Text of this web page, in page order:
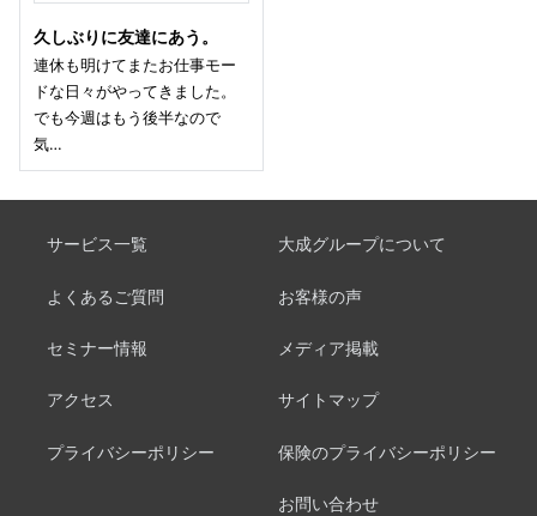
久しぶりに友達にあう。
連休も明けてまたお仕事モー
ドな日々がやってきました。
でも今週はもう後半なので
気…
サービス一覧 大成グループについて
よくあるご質問 お客様の声
セミナー情報 メディア掲載
アクセス サイトマップ
プライバシーポリシー 保険のプライバシーポリシー
お問い合わせ